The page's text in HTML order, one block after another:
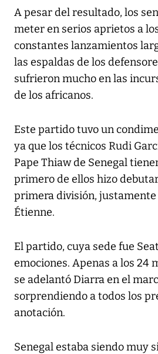
A pesar del resultado, los
meter en serios aprietos a
constantes lanzamientos
las espaldas de los
sufrieron mucho en las
de los africanos.
Este partido tuvo un
ya que los técnicos Rudi
Pape Thiaw de Senegal
primero de ellos hizo
primera división, justamente
Étienne.
El partido, cuya sede fue
emociones. Apenas a los 24
se adelantó Diarra en el
sorprendiendo a todos los
anotación.
Senegal estaba siendo muy